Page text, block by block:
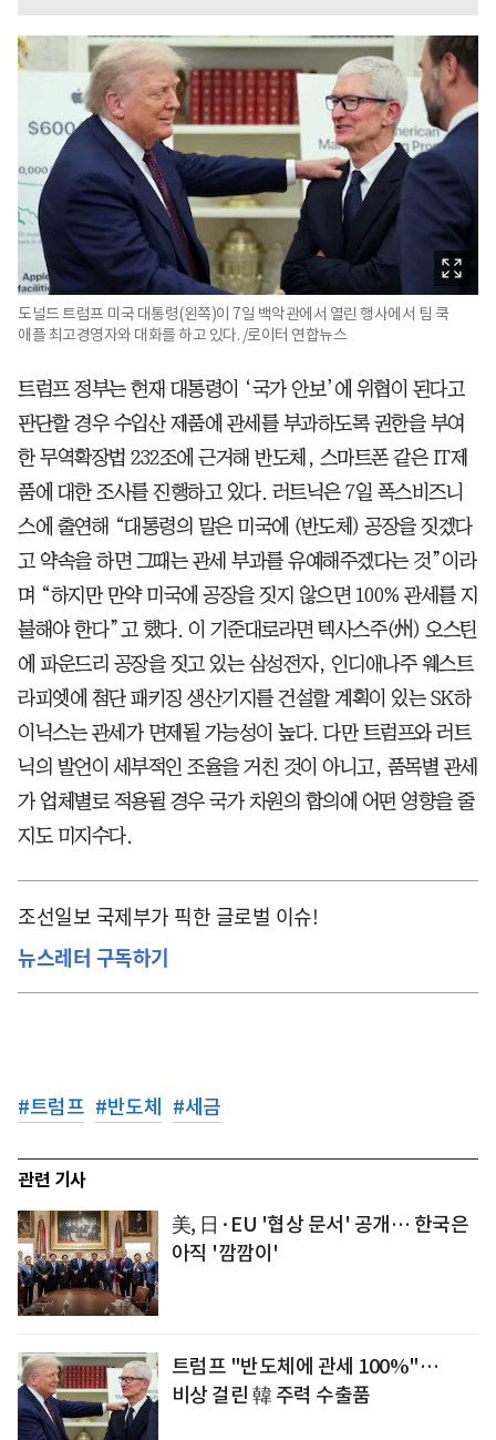
도널드 트럼프 미국 대통령(왼쪽)이 7일 백악관에서 열린 행사에서 팀 쿡
애플 최고경영자와 대화를 하고 있다. /로이터 연합뉴스
트럼프 정부는 현재 대통령이 ‘국가 안보’에 위협이 된다고
판단할 경우 수입산 제품에 관세를 부과하도록 권한을 부여
한 무역확장법 232조에 근거해 반도체, 스마트폰 같은 IT제
품에 대한 조사를 진행하고 있다. 러트닉은 7일 폭스비즈니
스에 출연해 “대통령의 말은 미국에 (반도체) 공장을 짓겠다
고 약속을 하면 그때는 관세 부과를 유예해주겠다는 것”이라
며 “하지만 만약 미국에 공장을 짓지 않으면 100% 관세를 지
불해야 한다”고 했다. 이 기준대로라면 텍사스주(州) 오스틴
에 파운드리 공장을 짓고 있는 삼성전자, 인디애나주 웨스트
라피엣에 첨단 패키징 생산기지를 건설할 계획이 있는 SK하
이닉스는 관세가 면제될 가능성이 높다. 다만 트럼프와 러트
닉의 발언이 세부적인 조율을 거친 것이 아니고, 품목별 관세
가 업체별로 적용될 경우 국가 차원의 합의에 어떤 영향을 줄
지도 미지수다.
조선일보 국제부가 픽한 글로벌 이슈!
뉴스레터 구독하기
#트럼프 #반도체 #세금
관련 기사
美, 日·EU '협상 문서' 공개… 한국은
아직 '깜깜이'
트럼프 "반도체에 관세 100%"…
비상 걸린 韓 주력 수출품